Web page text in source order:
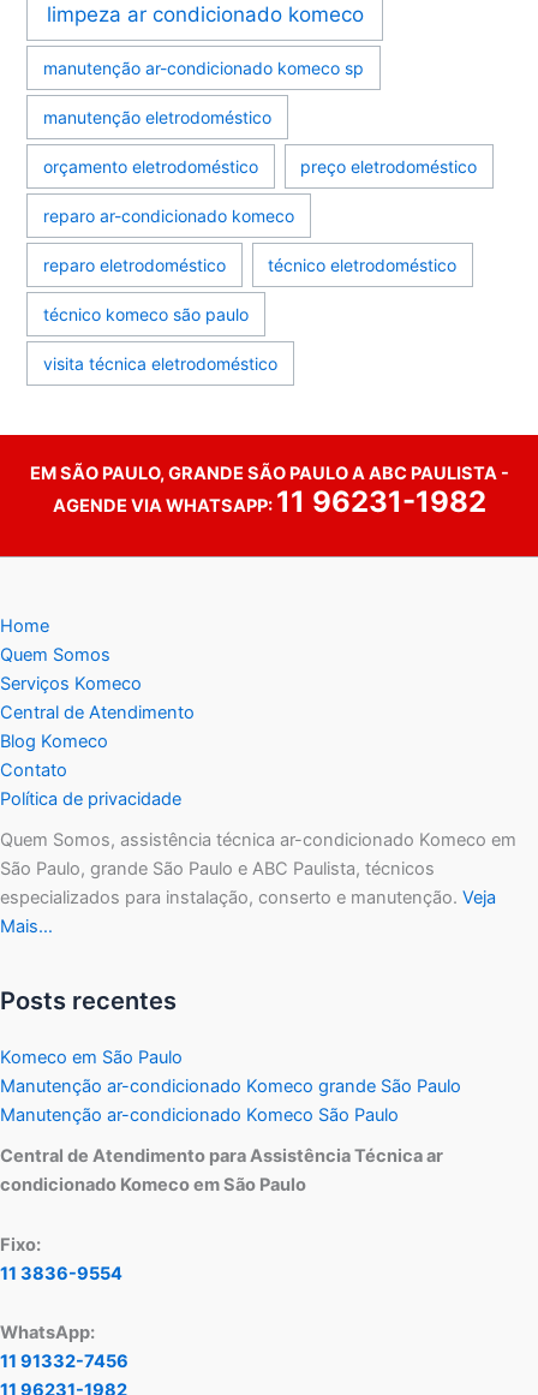
limpeza ar condicionado komeco
manutenção ar-condicionado komeco sp
manutenção eletrodoméstico
orçamento eletrodoméstico preço eletrodoméstico
reparo ar-condicionado komeco
reparo eletrodoméstico técnico eletrodoméstico
técnico komeco são paulo
visita técnica eletrodoméstico
EM SÃO PAULO, GRANDE SÃO PAULO A ABC PAULISTA -
AGENDE VIA WHATSAPP: 11 96231-1982
Home
Quem Somos
Serviços Komeco
Central de Atendimento
Blog Komeco
Contato
Política de privacidade
Quem Somos, assistência técnica ar-condicionado Komeco em
São Paulo, grande São Paulo e ABC Paulista, técnicos
especializados para instalação, conserto e manutenção. Veja
Mais…
Posts recentes
Komeco em São Paulo
Manutenção ar-condicionado Komeco grande São Paulo
Manutenção ar-condicionado Komeco São Paulo
Central de Atendimento para Assistência Técnica ar
condicionado Komeco em São Paulo
Fixo:
11 3836-9554
WhatsApp:
11 91332-7456